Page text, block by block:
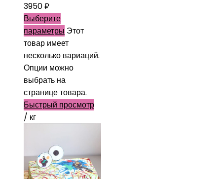
3950₽
Выберите
параметры Этот
товар имеет
несколько вариаций.
Опции можно
выбрать на
странице товара.
Быстрый просмотр
/ кг